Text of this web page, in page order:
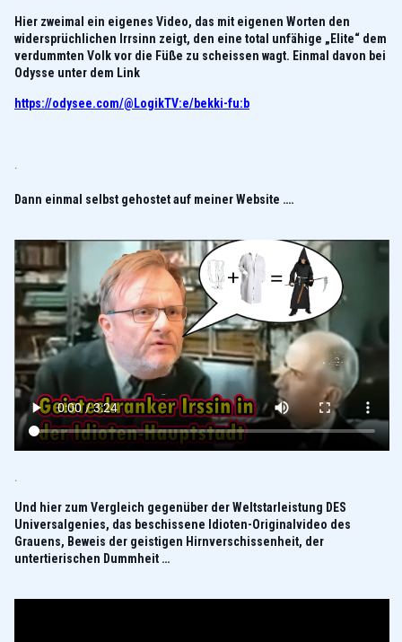
Hier zweimal ein eigenes Video, das mit eigenen Worten den
widersprüchlichen Irrsinn zeigt, den eine total unfähige „Elite“ dem
verdummten Volk vor die Füße zu scheissen wagt. Einmal davon bei
Odysse unter dem Link
https://odysee.com/@LogikTV:e/bekki-fu:b
.
Dann einmal selbst gehostet auf meiner Website ….
.
Und hier zum Vergleich gegenüber der Weltstarleistung DES
Universalgenies, das beschissene Idioten-Originalvideo des
Grauens, Beweis der geistigen Hirnverschissenheit, der
untertierischen Dummheit …